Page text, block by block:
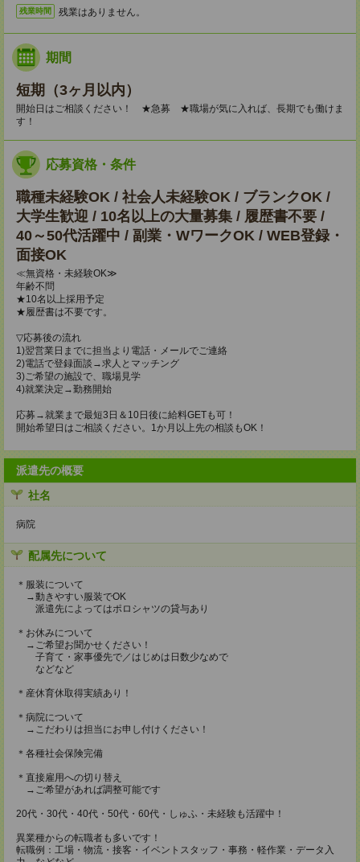
残業時間 残業はありません。
期間
短期（3ヶ月以内）
開始日はご相談ください！ ★急募 ★職場が気に入れば、長期でも働けま
す！
応募資格・条件
職種未経験OK / 社会人未経験OK / ブランクOK /
大学生歓迎 / 10名以上の大量募集 / 履歴書不要 /
40～50代活躍中 / 副業・WワークOK / WEB登録・
面接OK
≪無資格・未経験OK≫
年齢不問
★10名以上採用予定
★履歴書は不要です。
▽応募後の流れ
1)翌営業日までに担当より電話・メールでご連絡
2)電話で登録面談→求人とマッチング
3)ご希望の施設で、職場見学
4)就業決定→勤務開始
応募→就業まで最短3日＆10日後に給料GETも可！
開始希望日はご相談ください。1か月以上先の相談もOK！
派遣先の概要
社名
病院
配属先について
＊服装について
→動きやすい服装でOK
派遣先によってはポロシャツの貸与あり
＊お休みについて
→ご希望お聞かせください！
子育て・家事優先で／はじめは日数少なめで
などなど
＊産休育休取得実績あり！
＊病院について
→こだわりは担当にお申し付けください！
＊各種社会保険完備
＊直接雇用への切り替え
→ご希望があれば調整可能です
20代・30代・40代・50代・60代・しゅふ・未経験も活躍中！
異業種からの転職者も多いです！
転職例：工場・物流・接客・イベントスタッフ・事務・軽作業・データ入